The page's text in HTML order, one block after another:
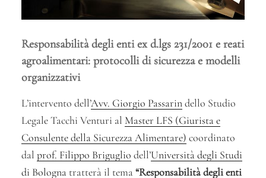
Responsabilità degli enti ex d.lgs 231/2001 e reati
agroalimentari: protocolli di sicurezza e modelli
organizzativi
L’intervento dell’Avv. Giorgio Passarindello Studio
Legale Tacchi Venturi al Master LFS (Giurista e
Consulente della Sicurezza Alimentare) coordinato
dal prof. Filippo Briguglio dell’Università degli Studi
di Bologna tratterà il tema“Responsabilità degli enti